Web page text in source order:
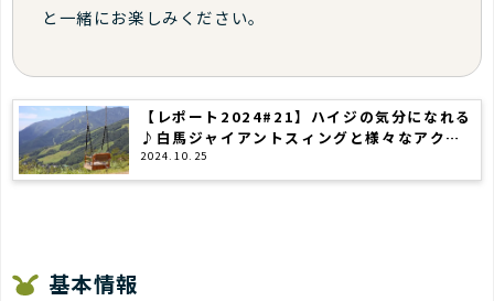
と一緒にお楽しみください。
【レポート2024#21】ハイジの気分になれる
♪白馬ジャイアントスィングと様々なアクテ
ィビティを楽しめる「白馬岩岳マウンテンリ
ゾート」!!
2024.10.25
基本情報